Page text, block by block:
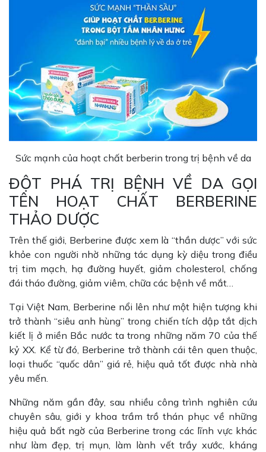
Sức mạnh của hoạt chất berberin trong trị bệnh về da
ĐỘT PHÁ TRỊ BỆNH VỀ DA GỌI
TÊN HOẠT CHẤT BERBERINE
THẢO DƯỢC
Trên thế giới, Berberine được xem là “thần dược” với sức
khỏe con người nhờ những tác dụng kỳ diệu trong điều
trị tim mạch, hạ đường huyết, giảm cholesterol, chống
đái tháo đường, giảm viêm, chữa các bệnh về mắt…
Tại Việt Nam, Berberine nổi lên như một hiện tượng khi
trở thành “siêu anh hùng” trong chiến tích dập tắt dịch
kiết lị ở miền Bắc nước ta trong những năm 70 của thế
kỷ XX. Kể từ đó, Berberine trở thành cái tên quen thuộc,
loại thuốc “quốc dân” giá rẻ, hiệu quả tốt được nhà nhà
yêu mến.
Những năm gần đây, sau nhiều công trình nghiên cứu
chuyên sâu, giới y khoa trầm trồ thán phục về những
hiệu quả bất ngờ của Berberine trong các lĩnh vực khác
như làm đẹp, trị mụn, làm lành vết trầy xước, kháng